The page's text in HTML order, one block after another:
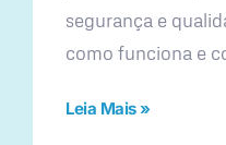
segurança e
como funciona e
Leia Mais »